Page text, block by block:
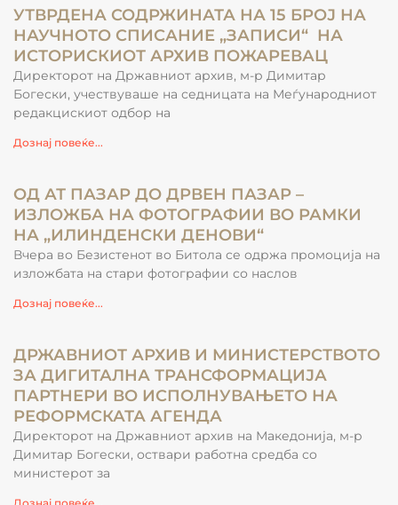
УТВРДЕНА СОДРЖИНАТА НА 15 БРОЈ НА
НАУЧНОТО СПИСАНИЕ „ЗАПИСИ“ НА
ИСТОРИСКИОТ АРХИВ ПОЖАРЕВАЦ
Директорот на Државниот архив, м-р Димитар
Богески, учествуваше на седницата на Меѓународниот
редакцискиот одбор на
Дознај повеќе...
ОД АТ ПАЗАР ДО ДРВЕН ПАЗАР –
ИЗЛОЖБА НА ФОТОГРАФИИ ВО РАМКИ
НА „ИЛИНДЕНСКИ ДЕНОВИ“
Вчера во Безистенот во Битола се одржа промоција на
изложбата на стари фотографии со наслов
Дознај повеќе...
ДРЖАВНИОТ АРХИВ И МИНИСТЕРСТВОТО
ЗА ДИГИТАЛНА ТРАНСФОРМАЦИЈА
ПАРТНЕРИ ВО ИСПОЛНУВАЊЕТО НА
РЕФОРМСКАТА АГЕНДА
Директорот на Државниот архив на Македонија, м-р
Димитар Богески, оствари работна средба со
министерот за
Дознај повеќе...